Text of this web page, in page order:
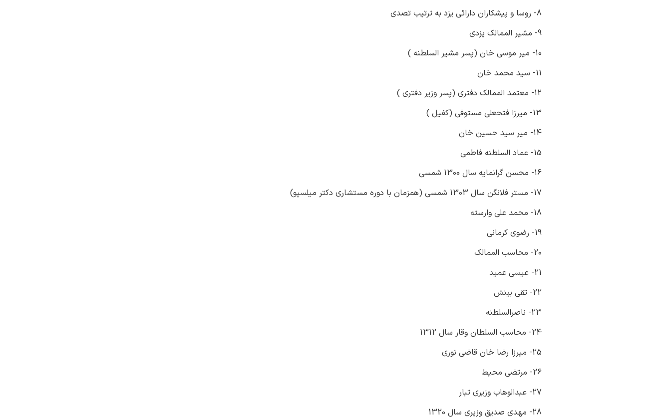
8- روسا و پیشکاران دارائی یزد به ترتیب تصدی
9- مشیر الممالک یزدی
10- میر موسی خان (پسر مشیر السلطنه )
11- سید محمد خان
12- معتمد الممالک دفتری (پسر وزیر دفتری )
13- میرزا فتحعلی مستوفی (کفیل )
14- میر سید حسین خان
15- عماد السلطنه فاطمی
16- محسن گرانمایه سال 1300 شمسی
17- مستر فلانگن سال 1303 شمسی (همزمان با دوره مستشاری دکتر میلسپو)
18- محمد علی وارسته
19- رضوی کرمانی
20- محاسب الممالک
21- عیسی عمید
22- تقی بینش
23- ناصرالسلطنه
24- محاسب السلطان وقار سال 1312
25- میرزا رضا خان قاضی نوری
26- مرتضی محیط
27- عبدالوهاب وزیری تبار
28- مهدی صدیق وزیری سال 1320